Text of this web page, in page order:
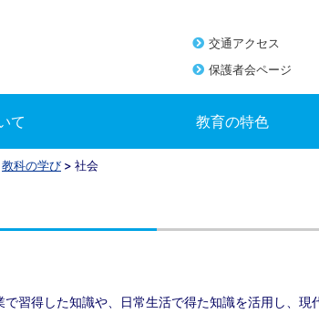
交通アクセス
保護者会ページ
て 教育の特色
教科の学び > 社会
習得した知識や、日常生活で得た知識を活用し、